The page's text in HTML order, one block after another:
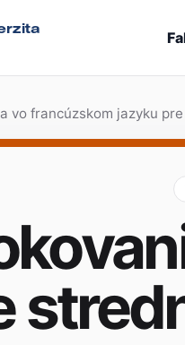
vo francúzskom jazyku